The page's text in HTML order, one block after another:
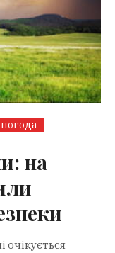
погода
на
очікується